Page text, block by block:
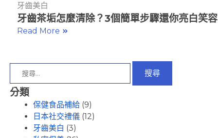
牙齒美白
牙齒茶垢怎麼清除？3個簡單步驟還你亮白笑容
Read More
分類
保健食品補給 (9)
日本社交禮儀 (12)
牙齒美白 (3)